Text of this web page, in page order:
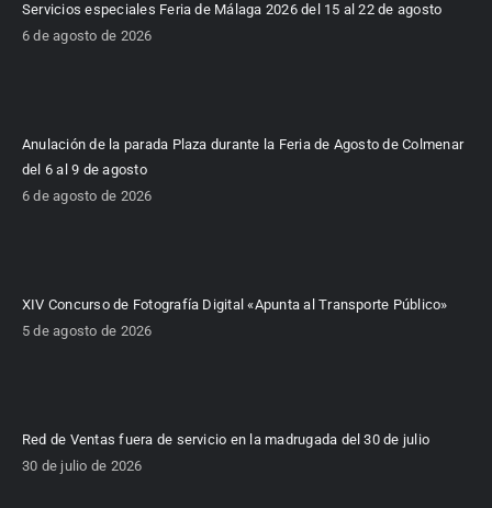
Servicios especiales Feria de Málaga 2026 del 15 al 22 de agosto
6 de agosto de 2026
Anulación de la parada Plaza durante la Feria de Agosto de Colmenar
del 6 al 9 de agosto
6 de agosto de 2026
XIV Concurso de Fotografía Digital «Apunta al Transporte Público»
5 de agosto de 2026
Red de Ventas fuera de servicio en la madrugada del 30 de julio
30 de julio de 2026